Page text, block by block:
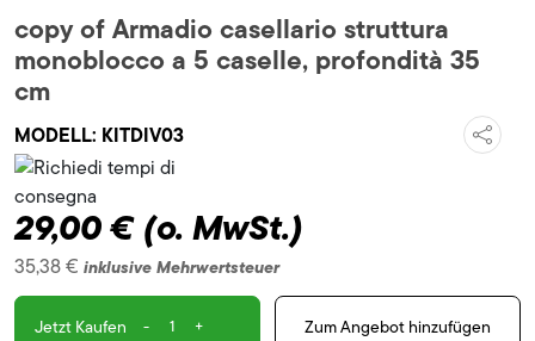
copy of Armadio casellario struttura
monoblocco a 5 caselle, profondità 35
cm
MODELL: KITDIV03
29,00 € (o. MwSt.)
35,38 € inklusive Mehrwertsteuer
Jetzt Kaufen - + Zum Angebot hinzufügen